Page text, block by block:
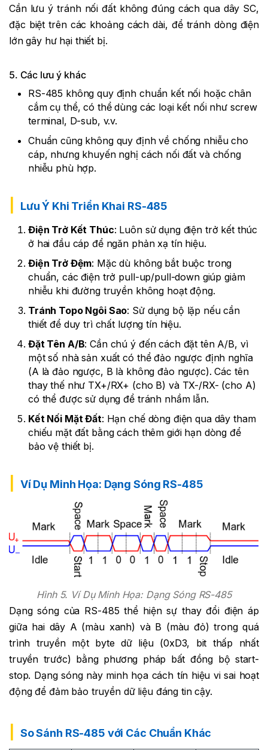
Cần lưu ý tránh nối đất không đúng cách qua dây SC,
đặc biệt trên các khoảng cách dài, để tránh dòng điện
lớn gây hư hại thiết bị.
5. Các lưu ý khác
RS-485 không quy định chuẩn kết nối hoặc chân
cắm cụ thể, có thể dùng các loại kết nối như screw
terminal, D-sub, v.v.
Chuẩn cũng không quy định về chống nhiễu cho
cáp, nhưng khuyến nghị cách nối đất và chống
nhiễu phù hợp.
Lưu Ý Khi Triển Khai RS-485
Điện Trở Kết Thúc: Luôn sử dụng điện trở kết thúc
ở hai đầu cáp để ngăn phản xạ tín hiệu.
Điện Trở Đệm: Mặc dù không bắt buộc trong
chuẩn, các điện trở pull-up/pull-down giúp giảm
nhiễu khi đường truyền không hoạt động.
Tránh Topo Ngôi Sao: Sử dụng bộ lặp nếu cần
thiết để duy trì chất lượng tín hiệu.
Đặt Tên A/B: Cần chú ý đến cách đặt tên A/B, vì
một số nhà sản xuất có thể đảo ngược định nghĩa
(A là đảo ngược, B là không đảo ngược). Các tên
thay thế như TX+/RX+ (cho B) và TX-/RX- (cho A)
có thể được sử dụng để tránh nhầm lẫn.
Kết Nối Mặt Đất: Hạn chế dòng điện qua dây tham
chiếu mặt đất bằng cách thêm giới hạn dòng để
bảo vệ thiết bị.
Ví Dụ Minh Họa: Dạng Sóng RS-485
Hình 5. Ví Dụ Minh Họa: Dạng Sóng RS-485
Dạng sóng của RS-485 thể hiện sự thay đổi điện áp
giữa hai dây A (màu xanh) và B (màu đỏ) trong quá
trình truyền một byte dữ liệu (0xD3, bit thấp nhất
truyền trước) bằng phương pháp bất đồng bộ start-
stop. Dạng sóng này minh họa cách tín hiệu vi sai hoạt
động để đảm bảo truyền dữ liệu đáng tin cậy.
So Sánh RS-485 với Các Chuẩn Khác